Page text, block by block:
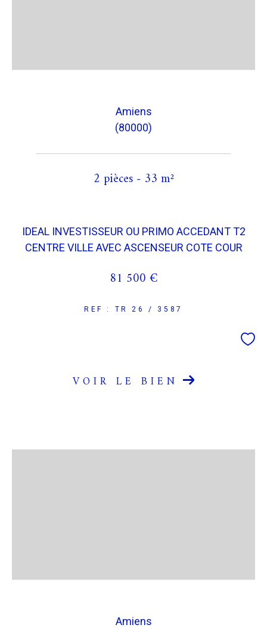
Amiens
(80000)
2 pièces - 33 m²
IDEAL INVESTISSEUR OU PRIMO ACCEDANT T2
CENTRE VILLE AVEC ASCENSEUR COTE COUR
81 500 €
REF : TR 26 / 3587
VOIR LE BIEN
Amiens